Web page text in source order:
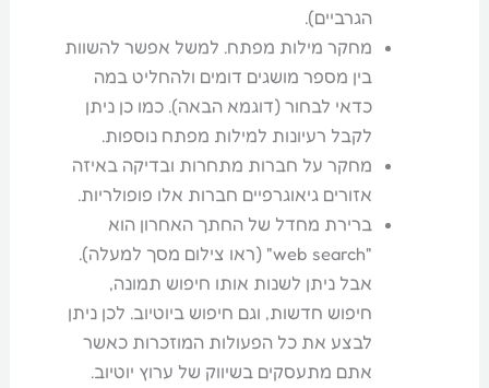
הגרביים).
מחקר מילות מפתח. למשל אפשר להשוות
בין מספר מושגים דומים ולהחליט במה
כדאי לבחור (דוגמא הבאה). כמו כן ניתן
לקבל רעיונות למילות מפתח נוספות.
מחקר על חברות מתחרות ובדיקה באיזה
אזורים גיאוגרפיים חברות אלו פופולריות.
ברירת מחדל של החתך האחרון הוא
"web search" (ראו צילום מסך למעלה).
אבל ניתן לשנות אותו חיפוש תמונה,
חיפוש חדשות, וגם חיפוש ביוטיוב. לכן ניתן
לבצע את כל הפעולות המוזכרות כאשר
אתם מתעסקים בשיווק של ערוץ יוטיוב.